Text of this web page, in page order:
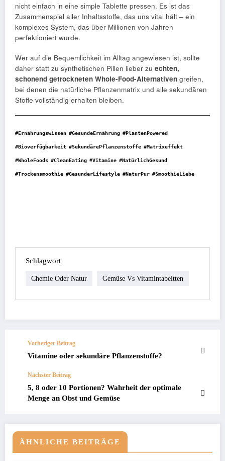
nicht einfach in eine simple Tablette pressen. Es ist das
Zusammenspiel aller Inhaltsstoffe, das uns vital hält – ein
komplexes System, das über Millionen von Jahren
perfektioniert wurde.
Wer auf die Bequemlichkeit im Alltag angewiesen ist, sollte
daher statt zu synthetischen Pillen lieber zu echten,
schonend getrockneten Whole-Food-Alternativen greifen,
bei denen die natürliche Pflanzenmatrix und alle sekundären
Stoffe vollständig erhalten bleiben.
#Ernährungswissen #GesundeErnährung #PlantenPowered
#Bioverfügbarkeit #SekundärePflanzenstoffe #Matrixeffekt
#WholeFoods #CleanEating #Vitamine #NatürlichGesund
#Trockensmoothie #GesunderLifestyle #NaturPur #SmoothieLiebe
Schlagwort
Chemie Oder Natur Gemüse Vs Vitamintabeltten
Vorheriger Beitrag
Vitamine oder sekundäre Pflanzenstoffe?
Nächster Beitrag
5, 8 oder 10 Portionen? Wahrheit der optimale
Menge an Obst und Gemüse
ÄHNLICHE BEITRÄGE